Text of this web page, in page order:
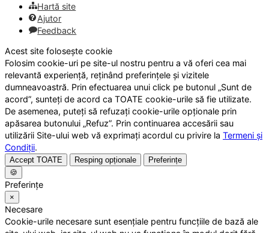
Hartă site
Ajutor
Feedback
Acest site folosește cookie
Folosim cookie-uri pe site-ul nostru pentru a vă oferi cea mai
relevantă experiență, reținând preferințele și vizitele
dumneavoastră. Prin efectuarea unui click pe butonul „Sunt de
acord”, sunteți de acord ca TOATE cookie-urile să fie utilizate.
De asemenea, puteți să refuzați cookie-urile opționale prin
apăsarea butonului „Refuz”. Prin continuarea accesării sau
utilizării Site-ului web vă exprimați acordul cu privire la Termeni și
Condiții.
Accept TOATE Resping opționale
Preferințe
🍪
Preferințe
×
Necesare
Cookie-urile necesare sunt esențiale pentru funcțiile de bază ale